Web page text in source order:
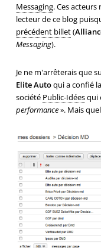
Messaging. Ces
lecteur de ce blog
précédent billet(
Messaging).
Je ne m'arrêterais que
Elite Autoqui a confié
société Public-Idéesqui
performance». Mais